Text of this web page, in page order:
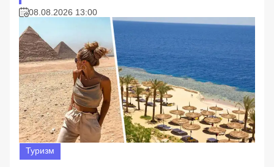
08.08.2026 13:00
Туризм